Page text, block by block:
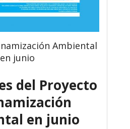
Ambiental
en junio
del Proyecto
en junio